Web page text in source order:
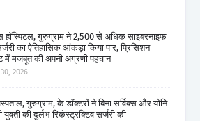
हॉस्पिटल, गुरुग्राम ने 2,500 से अधिक साइबरनाइफ
का ऐतिहासिक आंकड़ा किया पार, प्रिसिशन
में मजबूत की अपनी अग्रणी पहचान
30, 2026
गुरुग्राम, के डॉक्टरों ने बिना सर्विक्स और योनि
युवती की दुर्लभ रिकंस्ट्रक्टिव सर्जरी की